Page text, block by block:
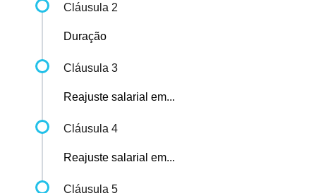
Cláusula 2
Duração
Cláusula 3
Reajuste salarial em...
Cláusula 4
Reajuste salarial em...
Cláusula 5